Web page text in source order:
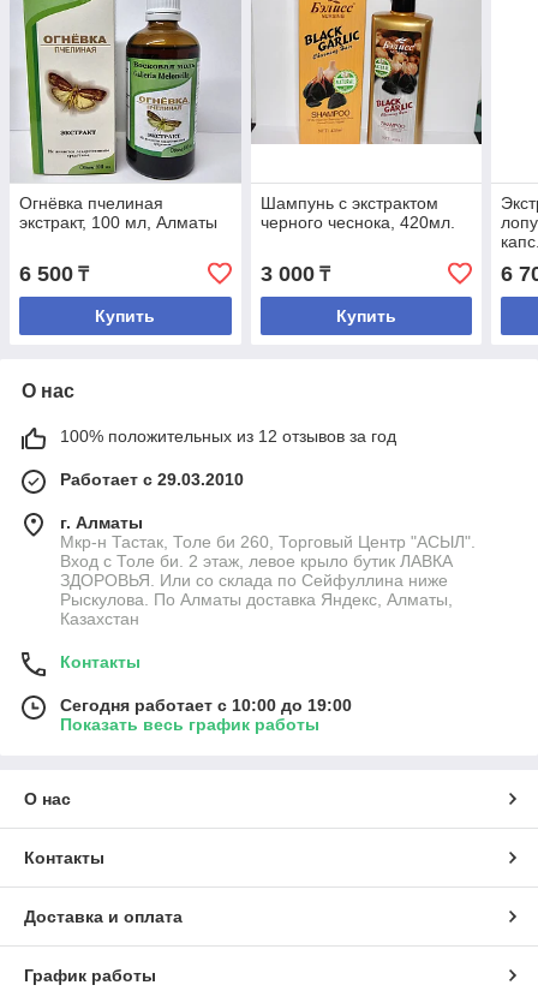
Огнёвка пчелиная
экстракт, 100 мл, Алматы
6 500 ₸
Купить
Шампунь с экстрактом
черного чеснока, 420мл.
3 000₸
Купить
6
О нас
100% положительных из 12 отзывов за год
Работает с 29.03.2010
г. Алматы
Мкр-н Тастак, Толе би 260, Торговый Центр "АСЫЛ".
Вход с Толе би. 2 этаж, левое крыло бутик ЛАВКА
ЗДОРОВЬЯ. Или со склада по Сейфуллина ниже
Рыскулова. По Алматы доставка Яндекс, Алматы,
Казахстан
Контакты
Сегодня работает с 10:00 до 19:00
Показать весь график работы
О нас
Контакты
Доставка и оплата
График работы